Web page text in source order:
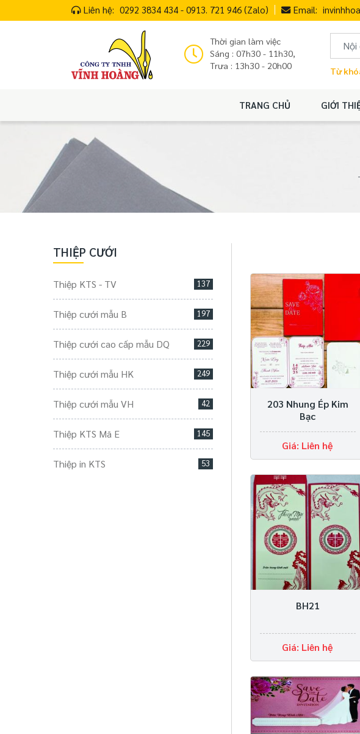
Liên hệ: 0292 3834 434 - 0913. 721 946 (Zalo) Email:
Thời gian làm việc
Sáng : 07h30 - 11h30,
Trưa : 13h30 - 20h00
Từ
TRANG CHỦ GIỚI
THIỆP CƯỚI
Thiệp KTS - TV 137
Thiệp cưới mẫu B 197
Thiệp cưới cao cấp mẫu DQ 229
Thiệp cưới mẫu HK 249
Thiệp cưới mẫu VH 42
Thiệp KTS Mã E 145
Thiệp in KTS 53
203 Nhung Ép Kim
Bạc
Giá: Liên hệ
BH21
Giá: Liên hệ